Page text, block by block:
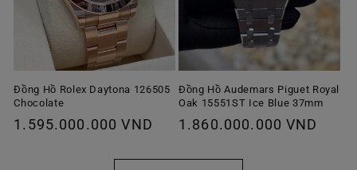
Đồng Hồ Rolex Daytona 126505
Chocolate
Giá
1.595.000.000 VND
Đồng Hồ Audemars Piguet Royal
Oak 15551ST Ice Blue 37mm
Giá
1.860.000.000 VND